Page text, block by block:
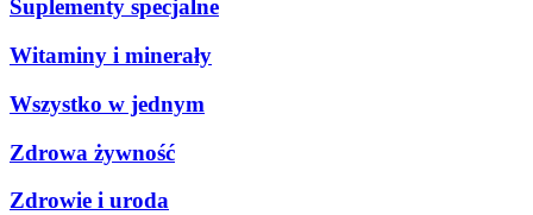
Suplementy specjalne
Witaminy i minerały
Wszystko w jednym
Zdrowa żywność
Zdrowie i uroda